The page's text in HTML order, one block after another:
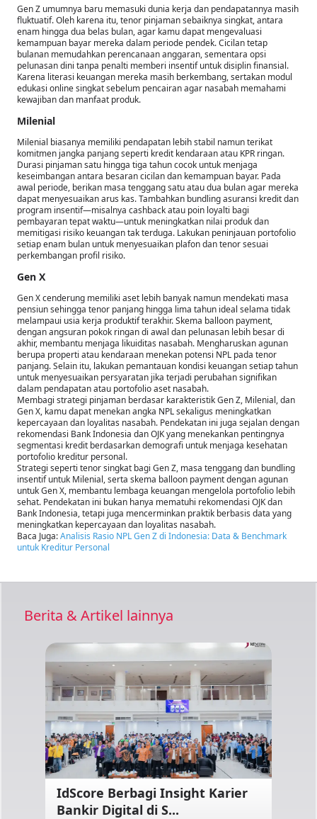
Gen Z umumnya baru memasuki dunia kerja dan pendapatannya masih
fluktuatif. Oleh karena itu, tenor pinjaman sebaiknya singkat, antara
enam hingga dua belas bulan, agar kamu dapat mengevaluasi
kemampuan bayar mereka dalam periode pendek. Cicilan tetap
bulanan memudahkan perencanaan anggaran, sementara opsi
pelunasan dini tanpa penalti memberi insentif untuk disiplin finansial.
Karena literasi keuangan mereka masih berkembang, sertakan modul
edukasi online singkat sebelum pencairan agar nasabah memahami
kewajiban dan manfaat produk.
Milenial
Milenial biasanya memiliki pendapatan lebih stabil namun terikat
komitmen jangka panjang seperti kredit kendaraan atau KPR ringan.
Durasi pinjaman satu hingga tiga tahun cocok untuk menjaga
keseimbangan antara besaran cicilan dan kemampuan bayar. Pada
awal periode, berikan masa tenggang satu atau dua bulan agar mereka
dapat menyesuaikan arus kas. Tambahkan bundling asuransi kredit dan
program insentif—misalnya cashback atau poin loyalti bagi
pembayaran tepat waktu—untuk meningkatkan nilai produk dan
memitigasi risiko keuangan tak terduga. Lakukan peninjauan portofolio
setiap enam bulan untuk menyesuaikan plafon dan tenor sesuai
perkembangan profil risiko.
Gen X
Gen X cenderung memiliki aset lebih banyak namun mendekati masa
pensiun sehingga tenor panjang hingga lima tahun ideal selama tidak
melampaui usia kerja produktif terakhir. Skema balloon payment,
dengan angsuran pokok ringan di awal dan pelunasan lebih besar di
akhir, membantu menjaga likuiditas nasabah. Mengharuskan agunan
berupa properti atau kendaraan menekan potensi NPL pada tenor
panjang. Selain itu, lakukan pemantauan kondisi keuangan setiap tahun
untuk menyesuaikan persyaratan jika terjadi perubahan signifikan
dalam pendapatan atau portofolio aset nasabah.
Membagi strategi pinjaman berdasar karakteristik Gen Z, Milenial, dan
Gen X, kamu dapat menekan angka NPL sekaligus meningkatkan
kepercayaan dan loyalitas nasabah. Pendekatan ini juga sejalan dengan
rekomendasi Bank Indonesia dan OJK yang menekankan pentingnya
segmentasi kredit berdasarkan demografi untuk menjaga kesehatan
portofolio kreditur personal.
Strategi seperti tenor singkat bagi Gen Z, masa tenggang dan bundling
insentif untuk Milenial, serta skema balloon payment dengan agunan
untuk Gen X, membantu lembaga keuangan mengelola portofolio lebih
sehat. Pendekatan ini bukan hanya mematuhi rekomendasi OJK dan
Bank Indonesia, tetapi juga mencerminkan praktik berbasis data yang
meningkatkan kepercayaan dan loyalitas nasabah.
Baca Juga:Analisis Rasio NPL Gen Z di Indonesia: Data & Benchmark
untuk Kreditur Personal
Berita & Artikel lainnya
IdScore Berbagi Insight Karier
Bankir Digital di S...